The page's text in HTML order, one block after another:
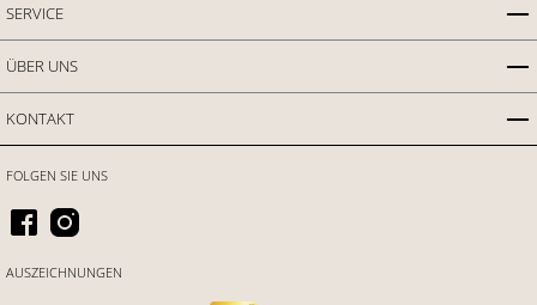
SERVICE
ÜBER UNS
KONTAKT
FOLGEN SIE UNS
AUSZEICHNUNGEN